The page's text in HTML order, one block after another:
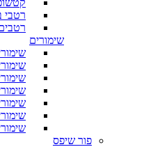
רטבי
שימורים
פור שיפס